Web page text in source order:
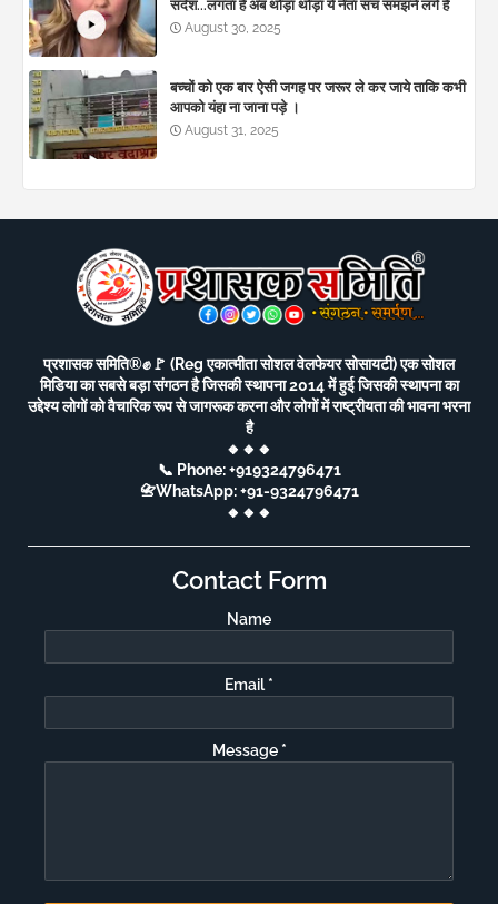
संदेश...लगता है अब थोड़ा थोड़ा ये नेता सच समझने लगे है
August 30, 2025
बच्चों को एक बार ऐसी जगह पर जरूर ले कर जाये ताकि कभी
आपको यंहा ना जाना पड़े ।
August 31, 2025
प्रशासक समिति®️✊🚩 (Reg एकात्मीता सोशल वेलफेयर सोसायटी) एक सोशल
मिडिया का सबसे बड़ा संगठन है जिसकी स्थापना 2014 में हुई जिसकी स्थापना का
उद्देश्य लोगों को वैचारिक रूप से जागरूक करना और लोगों में राष्ट्रीयता की भावना भरना
है
🔸🔸🔸
📞 Phone: +919324796471
📇WhatsApp: +91-9324796471
🔸🔸🔸
Contact Form
Name
Email *
Message *